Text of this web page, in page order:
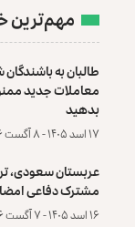
مهم‌ترین
طالبان به
معاملات جدید
بدهید
۱۷ اسد ۱۴۰۵ - ۸ آگست ۲۰۲۶
عربستان سعودی،
مشترک دفاعی
۱۶ اسد ۱۴۰۵ - ۷ آگست ۲۰۲۶